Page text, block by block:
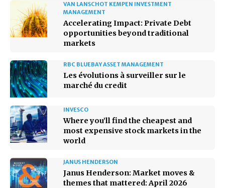
VAN LANSCHOT KEMPEN INVESTMENT
MANAGEMENT
Accelerating Impact: Private Debt
opportunities beyond traditional
markets
RBC BLUEBAY ASSET MANAGEMENT
Les évolutions à surveiller sur le
marché du credit
INVESCO
Where you’ll find the cheapest and
most expensive stock markets in the
world
JANUS HENDERSON
Janus Henderson: Market moves &
themes that mattered: April 2026